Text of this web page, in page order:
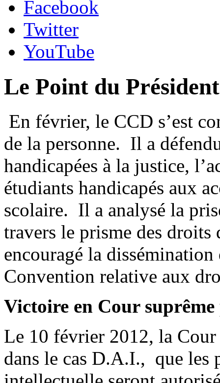
Facebook
Twitter
YouTube
Le Point du
En février, le CCD s’est
de la personne. Il a
handicapées à la justice,
étudiants handicapés aux
scolaire. Il a analysé la
travers le prisme des droits
encouragé la dissémination
Convention relative aux
Victoire en Cour
Le 10 février 2012, la Cour
dans le cas D.A.I., que les